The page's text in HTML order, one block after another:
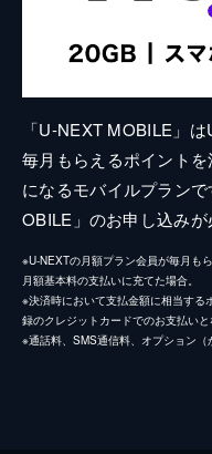
「U-NEXT MOBILE」
毎月もらえるポイント
になるモバイルプラン
OBILE」のお申し込みが
※U-NEXTの月額プラン会員が毎月も
月額基本料の支払いに充てた場合。
※決済時において支払金額に相当する
録のクレジットカードでのお支払いと
※通話料、SMS通信料、オプション（